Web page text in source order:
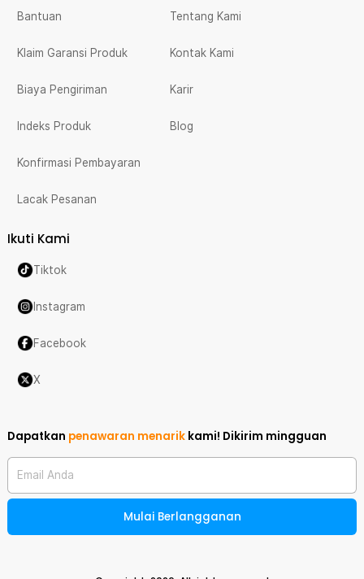
Bantuan
Klaim Garansi Produk
Biaya Pengiriman
Indeks Produk
Konfirmasi Pembayaran
Lacak Pesanan
Tentang Kami
Kontak Kami
Karir
Blog
Ikuti Kami
Tiktok
Instagram
Facebook
X
Dapatkan penawaran menarik kami! Dikirim mingguan
Email Anda
Mulai Berlangganan